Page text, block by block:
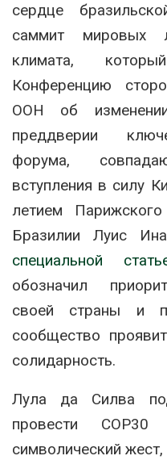
сердце
саммит мировых
климата,
Конференцию
ООН об
преддверии
форума,
вступления в силу
летием
Бразилии Луис
специальной
обозначил
своей страны и
сообщество
солидарность.
Лула да Силва
провести
символический